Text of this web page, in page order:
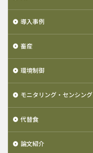
導入事例
畜産
環境制御
モニタリング・センシング
代替食
論文紹介